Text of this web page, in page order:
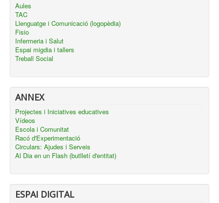
Aules
TAC
Llenguatge i Comunicació (logopèdia)
Fisio
Infermeria i Salut
Espai migdia i tallers
Treball Social
ANNEX
Projectes i Iniciatives educatives
Vídeos
Escola i Comunitat
Racó d'Experimentació
Circulars: Ajudes i Serveis
Al Dia en un Flash (butlletí d'entitat)
ESPAI DIGITAL